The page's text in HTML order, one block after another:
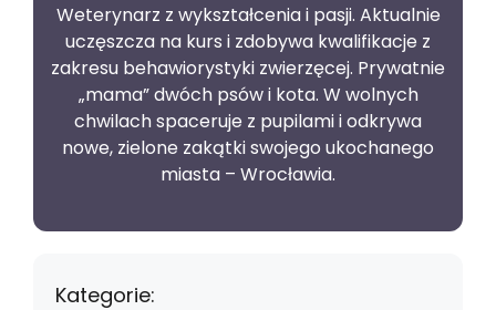
Weterynarz z wykształcenia i pasji. Aktualnie
uczęszcza na kurs i zdobywa kwalifikacje z
zakresu behawiorystyki zwierzęcej. Prywatnie
„mama” dwóch psów i kota. W wolnych
chwilach spaceruje z pupilami i odkrywa
nowe, zielone zakątki swojego ukochanego
miasta – Wrocławia.
Kategorie: